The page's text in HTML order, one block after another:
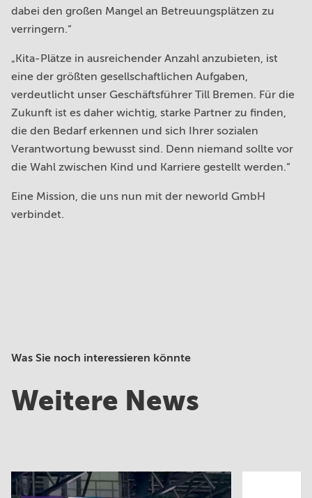
dabei den großen Mangel an Betreuungsplätzen zu
verringern.“
„Kita-Plätze in ausreichender Anzahl anzubieten, ist
eine der größten gesellschaftlichen Aufgaben,
verdeutlicht unser Geschäftsführer Till Bremen. Für die
Zukunft ist es daher wichtig, starke Partner zu finden,
die den Bedarf erkennen und sich Ihrer sozialen
Verantwortung bewusst sind. Denn niemand sollte vor
die Wahl zwischen Kind und Karriere gestellt werden.“
Eine Mission, die uns nun mit der neworld GmbH
verbindet.
Was Sie noch interessieren könnte
Weitere News